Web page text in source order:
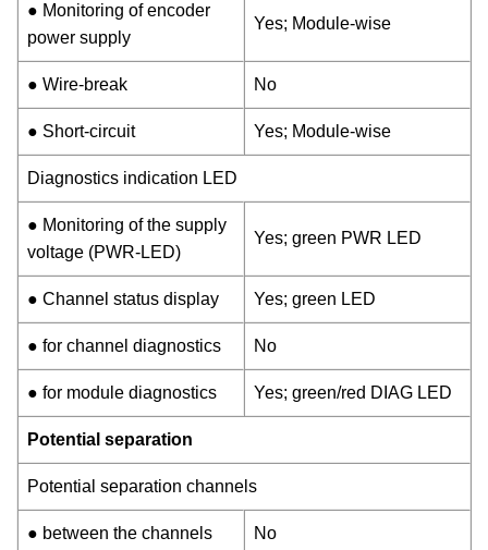
● Monitoring of encoder
power supply
Yes; Module-wise
● Wire-break No
● Short-circuit Yes; Module-wise
Diagnostics indication LED
● Monitoring of the supply
voltage (PWR-LED)
Yes; green PWR LED
● Channel status display Yes; green LED
● for channel diagnostics No
● for module diagnostics Yes; green/red DIAG LED
Potential separation
Potential separation channels
● between the channels No